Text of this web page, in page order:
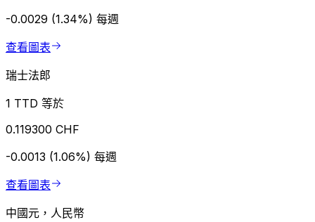
-0.0029 (1.34%) 每週
查看圖表
瑞士法郎
1 TTD 等於
0.119300 CHF
-0.0013 (1.06%) 每週
查看圖表
中國元，人民幣